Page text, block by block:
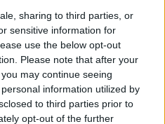
sharing to third parties, or
sensitive information for
use the below opt-out
Please note that after your
may continue seeing
information utilized by
to third parties prior to
opt-out of the further
η Κρήτη και μελτέμια έως 8
που κλέβει την παράσταση